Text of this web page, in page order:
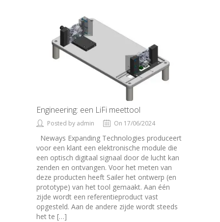
Engineering: een LiFi meettool
Posted by admin On 17/06/2024
Neways Expanding Technologies produceert
voor een klant een elektronische module die
een optisch digitaal signaal door de lucht kan
zenden en ontvangen. Voor het meten van
deze producten heeft Sailer het ontwerp (en
prototype) van het tool gemaakt. Aan één
zijde wordt een referentieproduct vast
opgesteld. Aan de andere zijde wordt steeds
het te […]